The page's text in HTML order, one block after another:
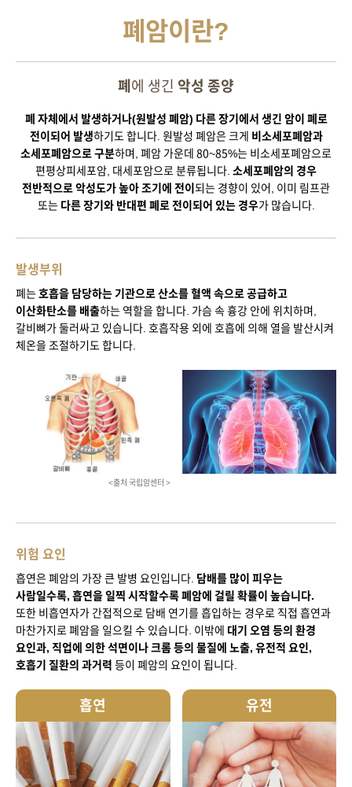
폐암이란?
폐 에 생긴 악성 종양
폐 자체에서 발생하거나(원발성 폐암) 다른 장기에서 생긴 암이 폐로
전이되어 발생하기도 합니다. 원발성 폐암은 크게
비소세포폐암과
소세포폐암으로 구분하며, 폐암 가운데 80~85%는 비소세포폐암으로
편평상피세포암, 대세포암으로 분류됩니다. 소세포폐암의 경우
전반적으로 악성도가 높아 조기에 전이 되는 경향이 있어,
이미 림프관
또는 다른 장기와 반대편 폐로 전이되어 있는 경우가 많습니다.
발생부위
폐는 호흡을 담당하는 기관으로 산소를 혈액 속으로 공급하고
이산화탄소를 배출하는 역할을 합니다. 가슴 속 흉강 안에 위치하며,
갈비뼈가 둘러싸고 있습니다. 호흡작용 외에 호흡에 의해 열을 발산시켜
체온을 조절하기도 합니다.
<출처 국립암센터 >
위험 요인
흡연은 폐암의 가장 큰 발병 요인입니다. 담배를 많이 피우는
사람일수록, 흡연을 일찍 시작할수록 폐암에 걸릴 확률이 높습니다.
또한 비흡연자가 간접적으로 담배 연기를 흡입하는 경우로 직접 흡연과
마찬가지로 폐암을 일으킬 수 있습니다. 이밖에 대기 오염 등의 환경
요인과, 직업에 의한 석면이나 크롬 등의 물질에 노출, 유전적 요인,
호흡기 질환의 과거력 등이 폐암의 요인이 됩니다.
흡연 유전